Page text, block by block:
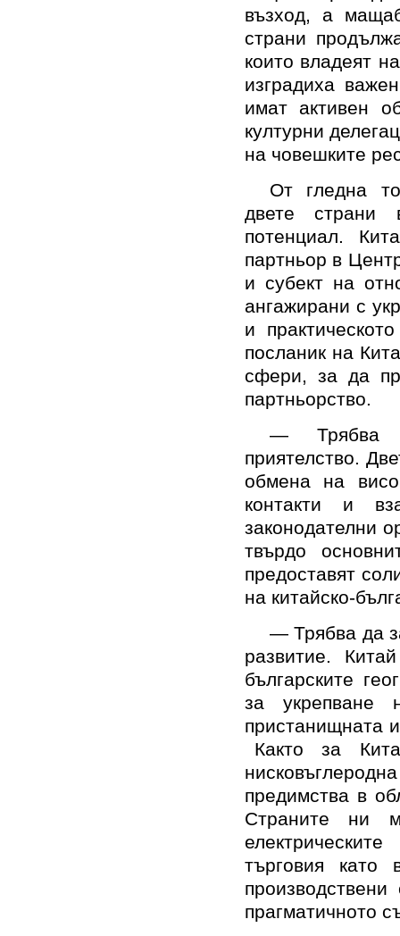
възход, а
страни
които владеят
изградиха
имат активен
културни
на човешките
От гледна
двете страни
потенциал.
партньор в
и субект на
ангажирани с
и
посланик на
сфери, за да
партньорство.
— Трябва
приятелство.
обмена на
контакти и
законодателни
твърдо
предоставят
на китайско-
— Трябва да
развитие.
българските
за укрепване
пристанищната
Както за
предимства в
Страните ни
търговия като
прагматичното